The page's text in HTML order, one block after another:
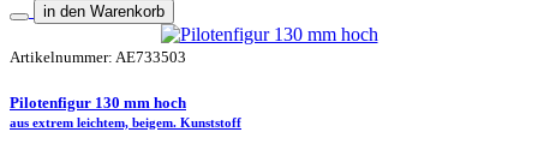
in den Warenkorb
Artikelnummer: AE733503
Pilotenfigur 130 mm hoch
aus extrem leichtem, beigem. Kunststoff